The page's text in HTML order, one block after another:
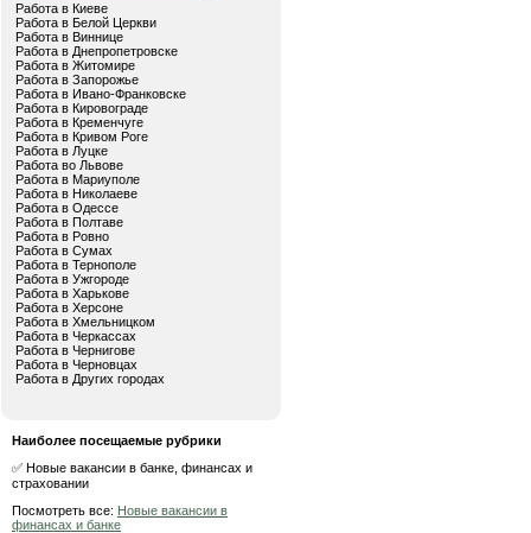
Работа в Киеве
Работа в Белой Церкви
Работа в Виннице
Работа в Днепропетровске
Работа в Житомире
Работа в Запорожье
Работа в Ивано-Франковске
Работа в Кировограде
Работа в Кременчуге
Работа в Кривом Роге
Работа в Луцке
Работа во Львове
Работа в Мариуполе
Работа в Николаеве
Работа в Одессе
Работа в Полтаве
Работа в Ровно
Работа в Сумах
Работа в Тернополе
Работа в Ужгороде
Работа в Харькове
Работа в Херсоне
Работа в Хмельницком
Работа в Черкассах
Работа в Чернигове
Работа в Черновцах
Работа в Других городах
Наиболее посещаемые рубрики
✅ Новые вакансии в банке, финансах и
страховании
Посмотреть все: Новые вакансии в
финансах и банке